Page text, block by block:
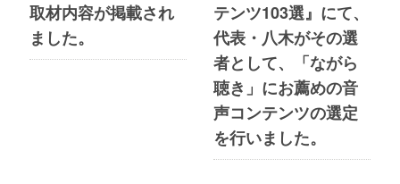
取材内容が掲載され
ました。
テンツ103選』にて、
代表・八木がその選
者として、「ながら
聴き」にお薦めの音
声コンテンツの選定
を行いました。